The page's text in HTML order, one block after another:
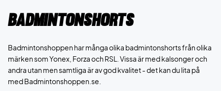
Badmintonshorts
Badmintonshoppen har många olika badmintonshorts från olika
märken som Yonex, Forza och RSL. Vissa är med kalsonger och
andra utan men samtliga är av god kvalitet - det kan du lita på
med Badmintonshoppen.se.